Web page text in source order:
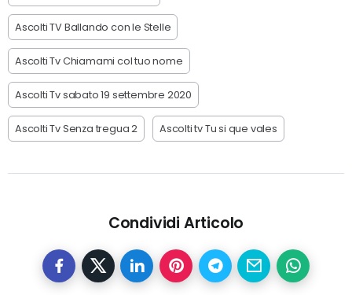
Ascolti TV Ballando con le Stelle
Ascolti Tv Chiamami col tuo nome
Ascolti Tv sabato 19 settembre 2020
Ascolti Tv Senza tregua 2 Ascolti tv Tu si que vales
Condividi Articolo